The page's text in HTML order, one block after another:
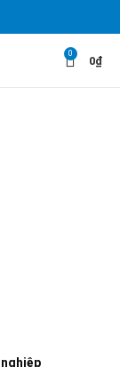
0
0₫